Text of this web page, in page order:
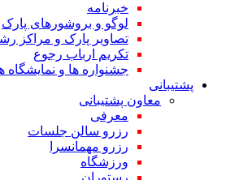
خبرنامه
لوگو و بروشورهای پارک
تصاویر پارک و مراکز رشد
تکریم ارباب رجوع
جشنواره ها و نمایشگاه ها
پشتیبانی
معاون پشتیبانی
معرفی
رزرو سالن جلسات
رزرو مهمانسرا
ورزشگاه
رستوران